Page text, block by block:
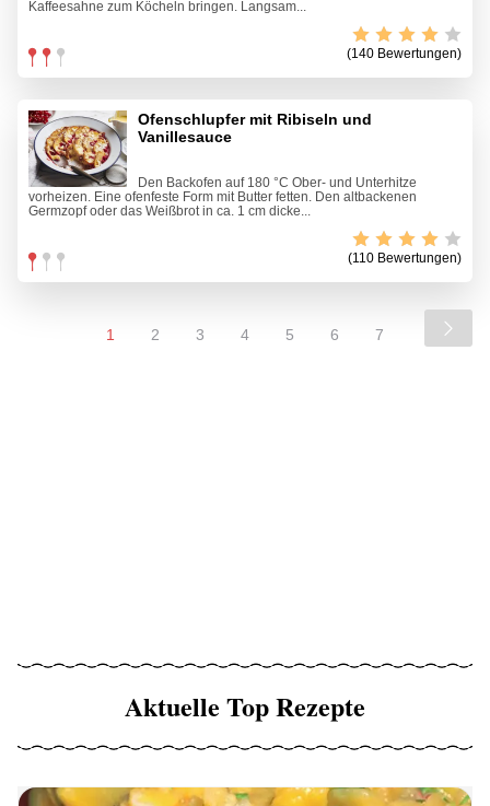
Kaffeesahne zum Köcheln bringen. Langsam...
(140 Bewertungen)
Ofenschlupfer mit Ribiseln und
Vanillesauce
Den Backofen auf 180 °C Ober- und Unterhitze
vorheizen. Eine ofenfeste Form mit Butter fetten. Den altbackenen
Germzopf oder das Weißbrot in ca. 1 cm dicke...
(110 Bewertungen)
1 2 3 4 5 6 7
Aktuelle Top Rezepte